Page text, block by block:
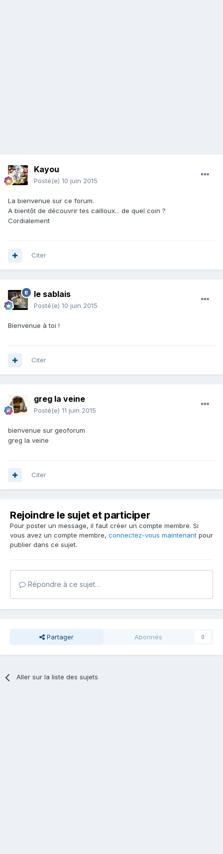
Kayou
Posté(e) 10 juin 2015
La bienvenue sur ce forum.
A bientôt de découvrir tes cailloux... de quel coin ?
Cordialement
Citer
le sablais
Posté(e) 10 juin 2015
Bienvenue à toi !
Citer
greg la veine
Posté(e) 11 juin 2015
bienvenue sur geoforum
greg la veine
Citer
Rejoindre le sujet et participer
Pour poster un message, il faut créer un compte membre. Si
vous avez un compte membre, connectez-vous maintenant pour
publier dans ce sujet.
Répondre à ce sujet…
Partager Abonnés 0
Aller sur la liste des sujets